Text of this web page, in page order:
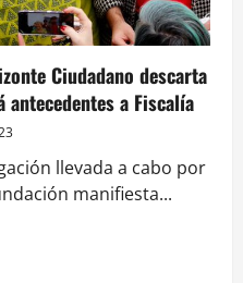
Ciudadano descarta
a Fiscalía
llevada a cabo por
manifiesta...